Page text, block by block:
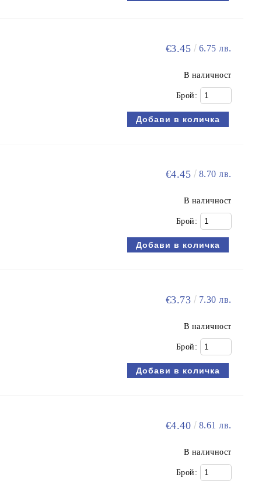
€3.45 6.75 лв.
В наличност
Брой:
€4.45 8.70 лв.
В наличност
Брой:
€3.73 7.30 лв.
В наличност
Брой:
€4.40 8.61 лв.
В наличност
Брой: